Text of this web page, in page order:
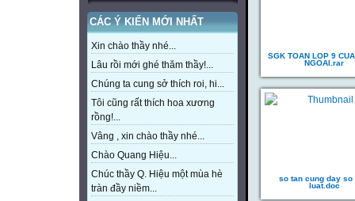
CÁC Ý KIẾN MỚI NHẤT
Xin chào thầy nhé...
Lâu rồi mới ghé thăm thầy!...
Chúng ta cung sở thích roi, hi...
Tôi cũng rất thích hoa xương
rồng!...
Vâng , xin chào thầy nhé...
Chào Quang Hiệu...
Chúc thầy Q. Hiệu một mùa hè
tràn đầy niềm...
SGK TOAN LOP 9
NGOAI.rar
so tan cung day so
luat.doc